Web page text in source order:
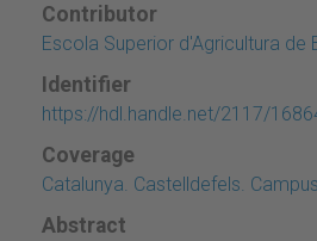
Contributor
Escola Superior d'Agricultura de
Identifier
https://hdl.handle.net/2117/
Coverage
Catalunya. Castelldefels.
Abstract